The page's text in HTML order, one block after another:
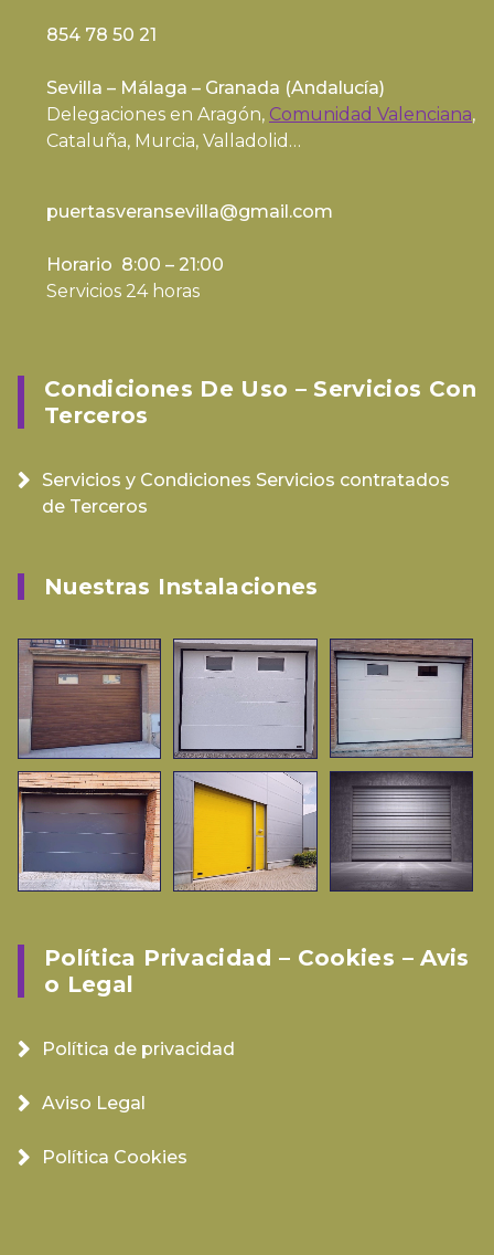
854 78 50 21
Sevilla – Málaga – Granada (Andalucía)
Delegaciones en Aragón, Comunidad Valenciana,
Cataluña, Murcia, Valladolid…
puertasveransevilla@gmail.com
Horario 8:00 – 21:00
Servicios 24 horas
Condiciones De Uso – Servicios Con
Terceros
Servicios y Condiciones Servicios contratados
de Terceros
Nuestras Instalaciones
Política Privacidad – Cookies – Avis
O Legal
Política de privacidad
Aviso Legal
Política Cookies